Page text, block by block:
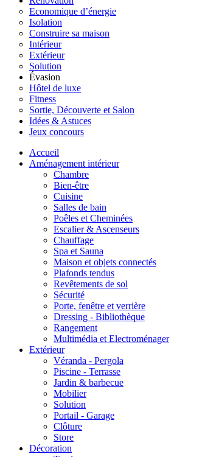
Economique d’énergie
Isolation
Construire sa maison
Intérieur
Extérieur
Solution
Évasion
Hôtel de luxe
Fitness
Sortie, Découverte et Salon
Idées & Astuces
Jeux concours
Accueil
Aménagement intérieur
Chambre
Bien-être
Cuisine
Salles de bain
Poêles et Cheminées
Escalier & Ascenseurs
Chauffage
Spa et Sauna
Maison et objets connectés
Plafonds tendus
Revêtements de sol
Sécurité
Porte, fenêtre et verrière
Dressing - Bibliothèque
Rangement
Multimédia et Electroménager
Extérieur
Véranda - Pergola
Piscine - Terrasse
Jardin & barbecue
Mobilier
Solution
Portail - Garage
Clôture
Store
Décoration